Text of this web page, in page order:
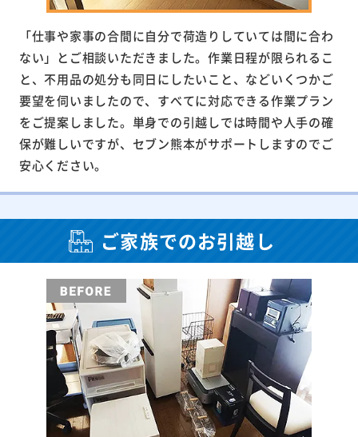
「仕事や家事の合間に自分で荷造りしていては間に合わ
ない」とご相談いただきました。作業日程が限られるこ
と、不用品の処分も同日にしたいこと、などいくつかご
要望を伺いましたので、すべてに対応できる作業プラン
をご提案しました。単身での引越しでは時間や人手の確
保が難しいですが、セブン熊本がサポートしますのでご
安心ください。
ご家族でのお引越し